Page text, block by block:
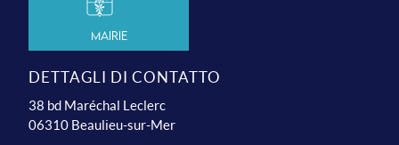
Mairie
DETTAGLI DI CONTATTO
38 bd Maréchal Leclerc
06310 Beaulieu-sur-Mer